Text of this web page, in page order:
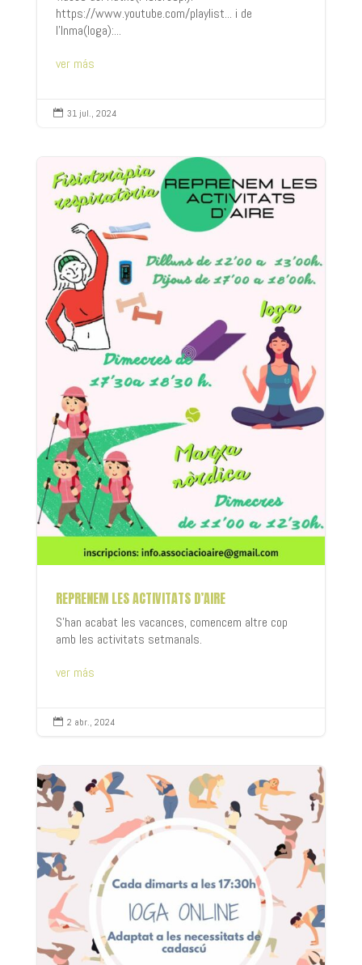
https://www.youtube.com/playlist... i de
l'Inma(Ioga):...
ver más
 31 jul., 2024
REPRENEM LES ACTIVITATS D’AIRE
S'han acabat les vacances, comencem altre cop
amb les activitats setmanals.
ver más
 2 abr., 2024